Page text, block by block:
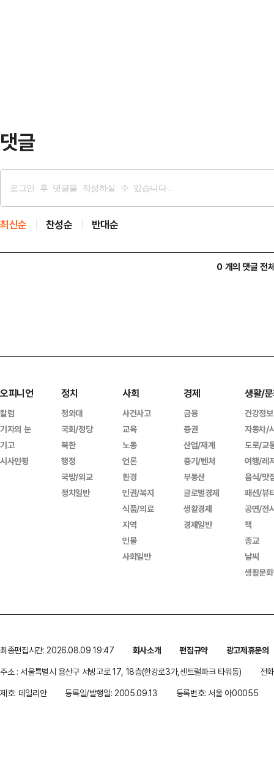
댓글
최신순 찬성순 반대순
0 개의 댓글 전
오피니언
칼럼
기자의 눈
기고
시사만평
정치
청와대
국회/정당
북한
행정
국방/외교
정치일반
사회
사건사고
교육
노동
언론
환경
인권/복지
식품/의료
지역
인물
사회일반
경제
금융
증권
산업/재계
중기/벤처
부동산
글로벌경제
생활경제
경제일반
생활/
건강정보
자동차/
도로/교
여행/레
음식/맛
패션/뷰
공연/전
책
종교
날씨
생활문
최종편집시간: 2026.08.09 19:47 회사소개 편집규약
광고제휴문의
주소 : 서울특별시 용산구 서빙고로 17, 18층(한강로3가,센트럴파크 타워동)
전
제호: 데일리안
등록일/발행일: 2005.09.13 등록번호: 서울 아00055